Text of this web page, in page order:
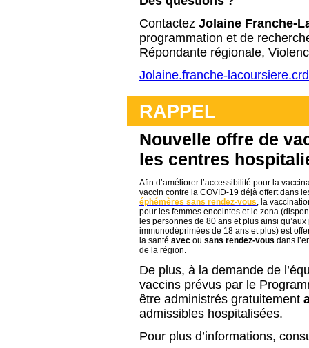
Contactez Jolaine Franche-
programmation et de
Répondante régionale,
Jolaine.franche-
RAPPEL
Nouvelle offre de
les centres
Afin d’améliorer l’accessibilité pour la
vaccin contre la COVID-19 déjà offert dans
éphémères sans rendez-vous, la
pour les femmes enceintes et le zona
les personnes de 80 ans et plus ainsi
immunodéprimées de 18 ans et plus) est
la santé avec ou sans rendez-vous dans
de la région.
De plus, à la demande de
vaccins prévus par le
être administrés gratuitement
admissibles hospitalisées.
Pour plus d’informations,